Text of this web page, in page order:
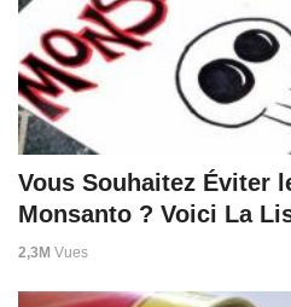
Vous Souhaitez Éviter
Monsanto ? Voici La
2,3M Vues